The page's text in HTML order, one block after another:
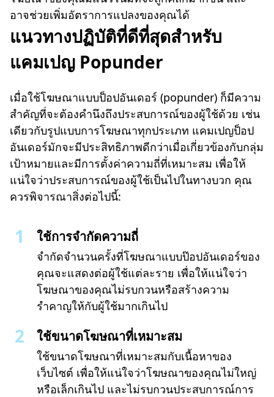
อาจช่วยเพิ่มอัตราการแปลงของคุณได้
แนวทางปฏิบัติที่ดีที่สุดสำหรับ
แคมเปญ Popunder
เมื่อใช้โฆษณาแบบป็อปอันเดอร์ (popunder) ก็มีความ
สำคัญที่จะต้องคำนึงถึงประสบการณ์ของผู้ใช้ด้วย เช่น
เดียวกับรูปแบบการโฆษณาทุกประเภท แคมเปญป็อป
อันเดอร์มักจะมีประสิทธิภาพดีกว่าเมื่อเกี่ยวข้องกับกลุ่ม
เป้าหมายและมีการตั้งค่าความถี่ที่เหมาะสม เพื่อให้
แน่ใจว่าประสบการณ์ของผู้ใช้เป็นไปในทางบวก คุณ
ควรพิจารณาสิ่งต่อไปนี้:
ใช้การจำกัดความถี่
จำกัดจำนวนครั้งที่โฆษณาแบบป๊อปอันเดอร์ของ
คุณจะแสดงต่อผู้ใช้แต่ละราย เพื่อให้แน่ใจว่า
โฆษณาของคุณไม่รบกวนหรือสร้างความ
รำคาญให้กับผู้ใช้มากเกินไป
ใช้ขนาดโฆษณาที่เหมาะสม
ใช้ขนาดโฆษณาที่เหมาะสมกับเนื้อหาของ
เว็บไซต์ เพื่อให้แน่ใจว่าโฆษณาของคุณไม่ใหญ่
หรือเล็กเกินไป และไม่รบกวนประสบการณ์การ